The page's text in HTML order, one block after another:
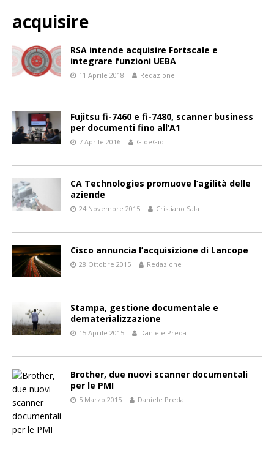
acquisire
RSA intende acquisire Fortscale e
integrare funzioni UEBA
11 Aprile 2018 Redazione
Fujitsu fi-7460 e fi-7480, scanner business
per documenti fino all’A1
7 Aprile 2016 GioeGio
CA Technologies promuove l’agilità delle
aziende
24 Novembre 2015 Cristiano Sala
Cisco annuncia l’acquisizione di Lancope
28 Ottobre 2015 Redazione
Stampa, gestione documentale e
dematerializzazione
15 Aprile 2015 Daniele Preda
Brother, due nuovi scanner documentali
per le PMI
5 Marzo 2015 Daniele Preda